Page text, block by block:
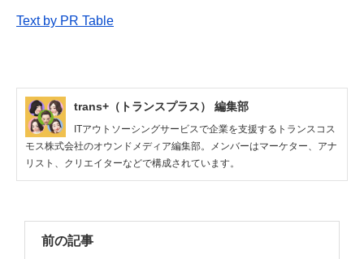
Text by PR Table
trans+（トランスプラス） 編集部
ITアウトソーシングサービスで企業を支援するトランスコス
モス株式会社のオウンドメディア編集部。メンバーはマーケター、アナ
リスト、クリエイターなどで構成されています。
前の記事